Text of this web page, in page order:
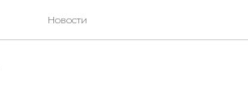
Новости